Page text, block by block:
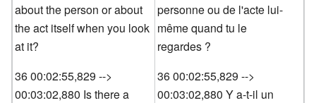
about the person or about
the act itself when you look
at it?
36 00:02:55,829 -->
00:03:02,880 Is there a
personne ou de l'acte lui-
même quand tu le
regardes ?
36 00:02:55,829 -->
00:03:02,880 Y a-t-il un